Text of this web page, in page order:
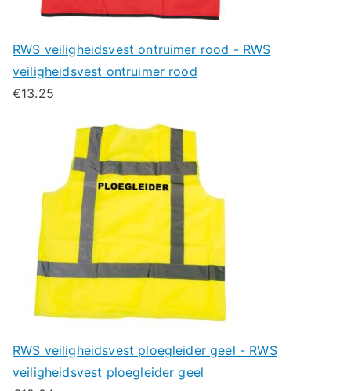
RWS veiligheidsvest ontruimer rood - RWS
veiligheidsvest ontruimer rood
€13.25
RWS veiligheidsvest ploegleider geel - RWS
veiligheidsvest ploegleider geel